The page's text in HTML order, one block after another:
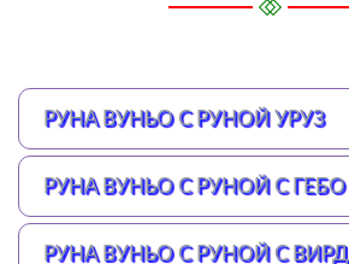
РУНА ВУНЬО С РУНОЙ УРУЗ
РУНА ВУНЬО С РУНОЙ С ГЕБО
РУНА ВУНЬО С РУНОЙ С ВИРД